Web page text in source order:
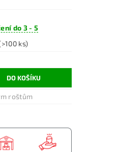
do 3 - 5
ks)
roštům